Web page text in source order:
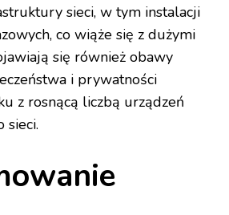
sieci, w tym instalacji
co wiąże się z dużymi
się również obawy
i prywatności
z rosnącą liczbą urządzeń
sieci.